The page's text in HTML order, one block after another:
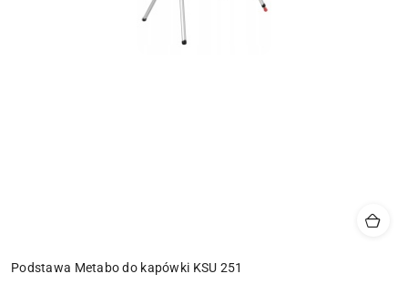
Podstawa Metabo do kapówki KSU 251